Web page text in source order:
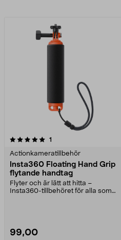
1
Actionkameratillbehör
Insta360 Floating Hand Grip
flytande handtag
Flyter och är lätt att hitta –
Insta360-tillbehöret för alla som
99,00
4.0 av 5 stjärnor